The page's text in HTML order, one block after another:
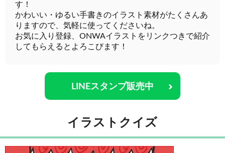
す！
かわいい・ゆるい手書きのイラスト素材がたくさんあ
りますので、気軽に使ってくださいね。
お気に入り登録、ONWAイラストをリンクつきで紹介
してもらえるとよろこびます！
LINEスタンプ販売中
イラストクイズ